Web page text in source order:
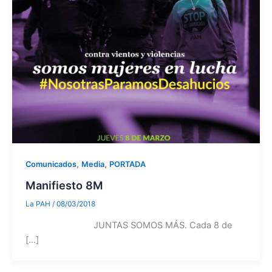
Comunicados, Media, PORTADA
Manifiesto 8M
La PAH / 08/03/2018
JUNTAS SOMOS MÁS. Cada 8 de
[…]